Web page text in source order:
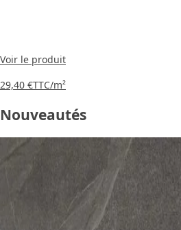
Voir le produit
29,40 €TTC/m²
Nouveautés